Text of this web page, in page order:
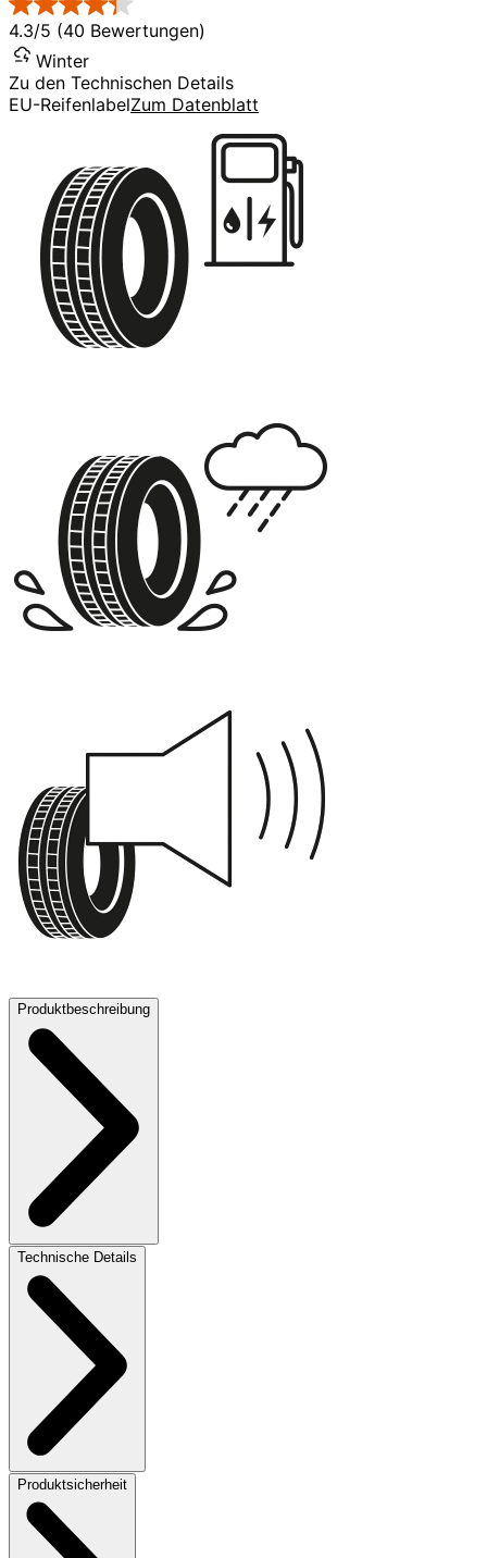
4.3/5 (40 Bewertungen)
Winter
Zu den Technischen Details
EU-ReifenlabelZum Datenblatt
Produktbeschreibung
Technische Details
Produktsicherheit